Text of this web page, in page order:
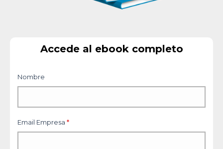
Accede al ebook completo
Nombre
Email Empresa *